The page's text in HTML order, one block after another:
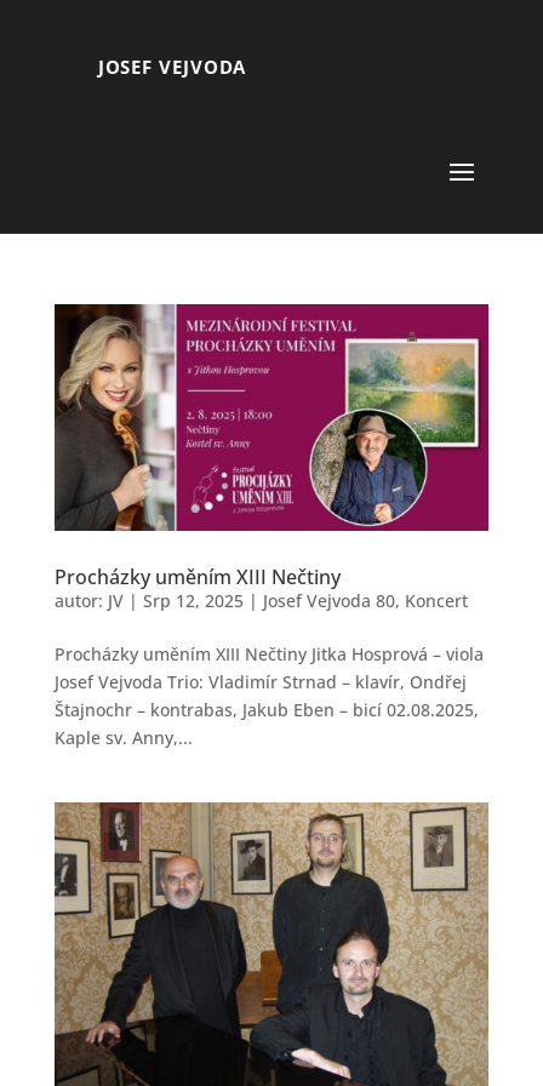
JOSEF VEJVODA
Procházky uměním XIII Nečtiny
autor: JV| Srp 12, 2025| Josef Vejvoda 80, Koncert
Procházky uměním XIII Nečtiny Jitka Hosprová – viola
Josef Vejvoda Trio: Vladimír Strnad – klavír, Ondřej
Štajnochr – kontrabas, Jakub Eben – bicí 02.08.2025,
Kaple sv. Anny,...